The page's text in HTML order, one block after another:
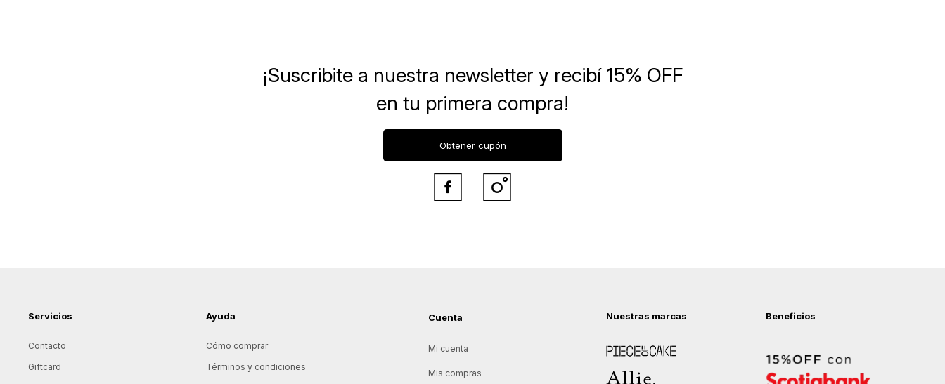
Servicios
Contacto
Giftcard
Ayuda
Cómo comprar
Términos y condiciones
Cuenta
Mi cuenta
Mis compras
Nuestras marcas
Piece of Cake
Allie
Beneficios
¡Suscribite a nuestra newsletter y recibí 15% OFF
en tu primera compra!
Obtener cupón
 